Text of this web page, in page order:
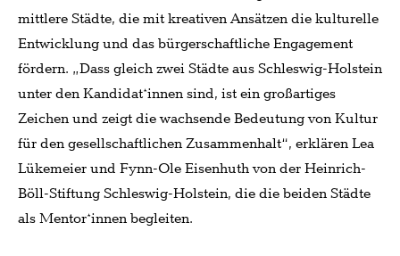
mittlere Städte, die mit kreativen Ansätzen die kulturelle
Entwicklung und das bürgerschaftliche Engagement
fördern. „Dass gleich zwei Städte aus Schleswig-Holstein
unter den Kandidat*innen sind, ist ein großartiges
Zeichen und zeigt die wachsende Bedeutung von Kultur
für den gesellschaftlichen Zusammenhalt“, erklären Lea
Lükemeier und Fynn-Ole Eisenhuth von der Heinrich-
Böll-Stiftung Schleswig-Holstein, die die beiden Städte
als Mentor*innen begleiten.